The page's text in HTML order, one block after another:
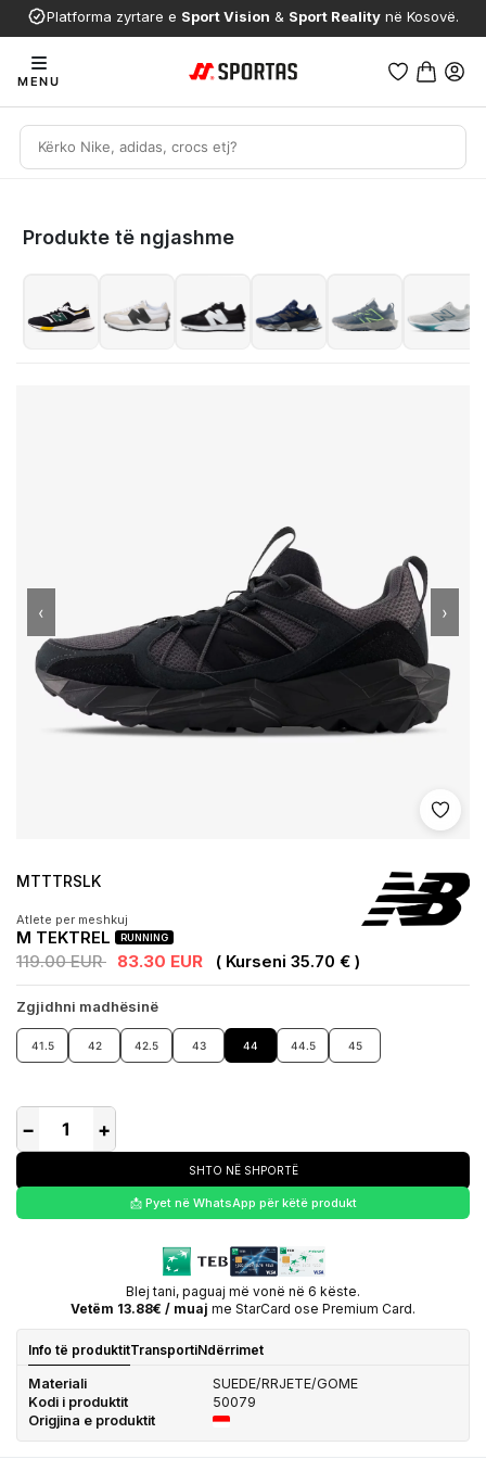
Platforma zyrtare e Sport Vision & Sport Reality në Kosovë.
MENU
Produkte të ngjashme
Shto
‹ ›
MTTTRSLK
Atlete per meshkuj
M TEKTREL RUNNING
119.00 EUR 83.30 EUR ( Kurseni 35.70 € )
Zgjidhni madhësinë
41.5 42 42.5 43 44 44.5 45
− +
SHTO NË SHPORTË
📩 Pyet në WhatsApp për këtë produkt
Blej tani, paguaj më vonë në 6 këste.
Vetëm 13.88€ / muaj me StarCard ose Premium Card.
Info të produktitTransportiNdërrimet
Materiali
SUEDE/RRJETE/GOME
Kodi i produktit
50079
Origjina e produktit